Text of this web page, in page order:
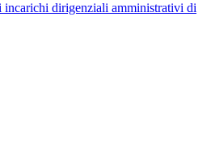
incarichi dirigenziali amministrativi di